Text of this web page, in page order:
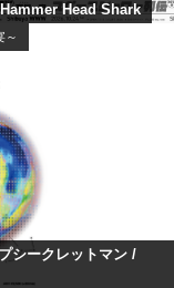
Head Shark
～
シークレットマン /